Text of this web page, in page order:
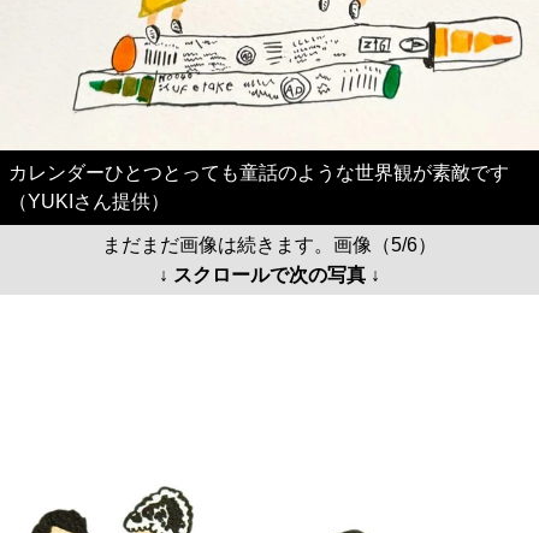
カレンダーひとつとっても童話のような世界観が素敵です
（YUKIさん提供）
まだまだ画像は続きます。画像（5/6）
↓ スクロールで次の写真 ↓